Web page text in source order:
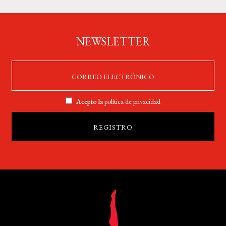
NEWSLETTER
Acepto lapolítica de privacidad